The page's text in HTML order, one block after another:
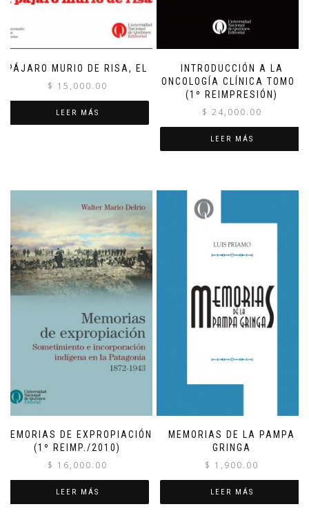
PÁJARO MURIO DE RISA, EL
$ 15,000.00
LEER MÁS
INTRODUCCIÓN A LA
ONCOLOGÍA CLÍNICA TOMO I
(1º REIMPRESIÓN)
$ 24,000.00
LEER MÁS
MEMORIAS DE EXPROPIACIÓN
(1º REIMP./2010)
$ 16,000.00
LEER MÁS
MEMORIAS DE LA PAMPA
GRINGA
$ 1,900.00
LEER MÁS